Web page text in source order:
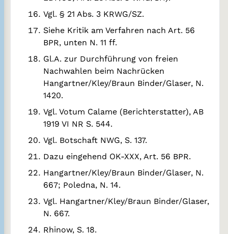
Vgl. § 21 Abs. 3 KRWG/SZ.
Siehe Kritik am Verfahren nach Art. 56
BPR, unten N. 11 ff.
Gl.A. zur Durchführung von freien
Nachwahlen beim Nachrücken
Hangartner/Kley/Braun Binder/Glaser, N.
1420.
Vgl. Votum Calame (Berichterstatter), AB
1919 VI NR S. 544.
Vgl. Botschaft NWG, S. 137.
Dazu eingehend OK-XXX, Art. 56 BPR.
Hangartner/Kley/Braun Binder/Glaser, N.
667; Poledna, N. 14.
Vgl. Hangartner/Kley/Braun Binder/Glaser,
N. 667.
Rhinow, S. 18.